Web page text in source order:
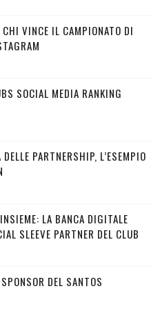
VINCE IL CAMPIONATO DI
SOCIAL MEDIA RANKING
DELLE PARTNERSHIP, L’ESEMPIO
LA BANCA DIGITALE
SLEEVE PARTNER DEL CLUB
DEL SANTOS